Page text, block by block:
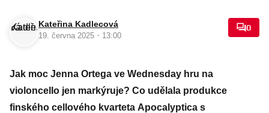
Kateřina Kadlecová
19. června 2025 · 13:00
0
Jak moc Jenna Ortega ve Wednesday hru na
violoncello jen markýruje? Co udělala produkce
finského cellového kvarteta Apocalyptica s